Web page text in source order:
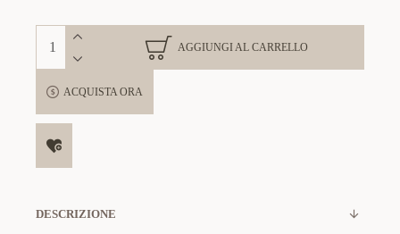
AGGIUNGI AL CARRELLO
ACQUISTA ORA
DESCRIZIONE